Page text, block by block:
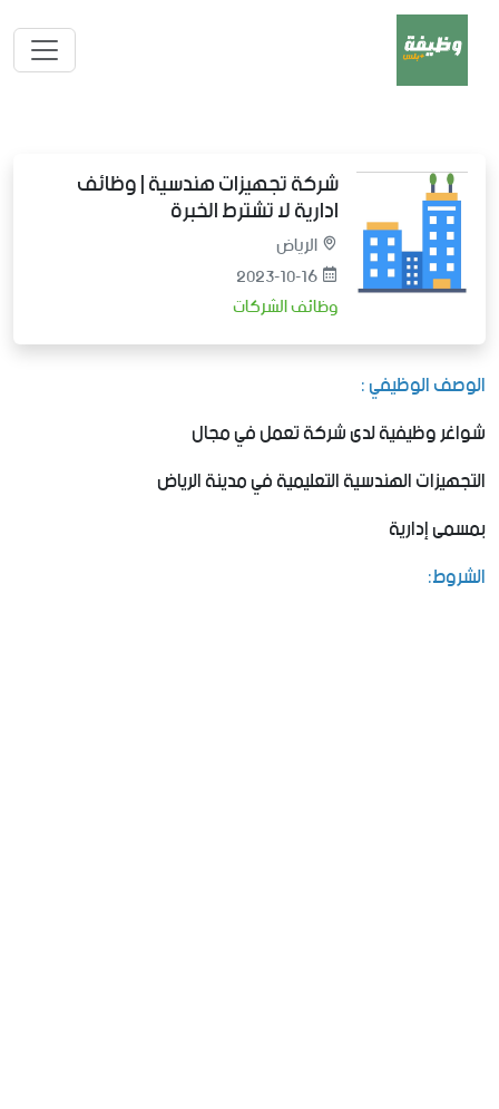
شركة تجهيزات هندسية | وظائف
ادارية لا تشترط الخبرة
الرياض
2023-10-16
وظائف الشركات
الوصف الوظيفي :
شواغر وظيفية لدى شركة تعمل في مجال
التجهيزات الهندسية التعليمية في مدينة الرياض
بمسمى إدارية
الشروط: